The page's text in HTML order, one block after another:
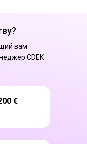
вам
CDEK
€